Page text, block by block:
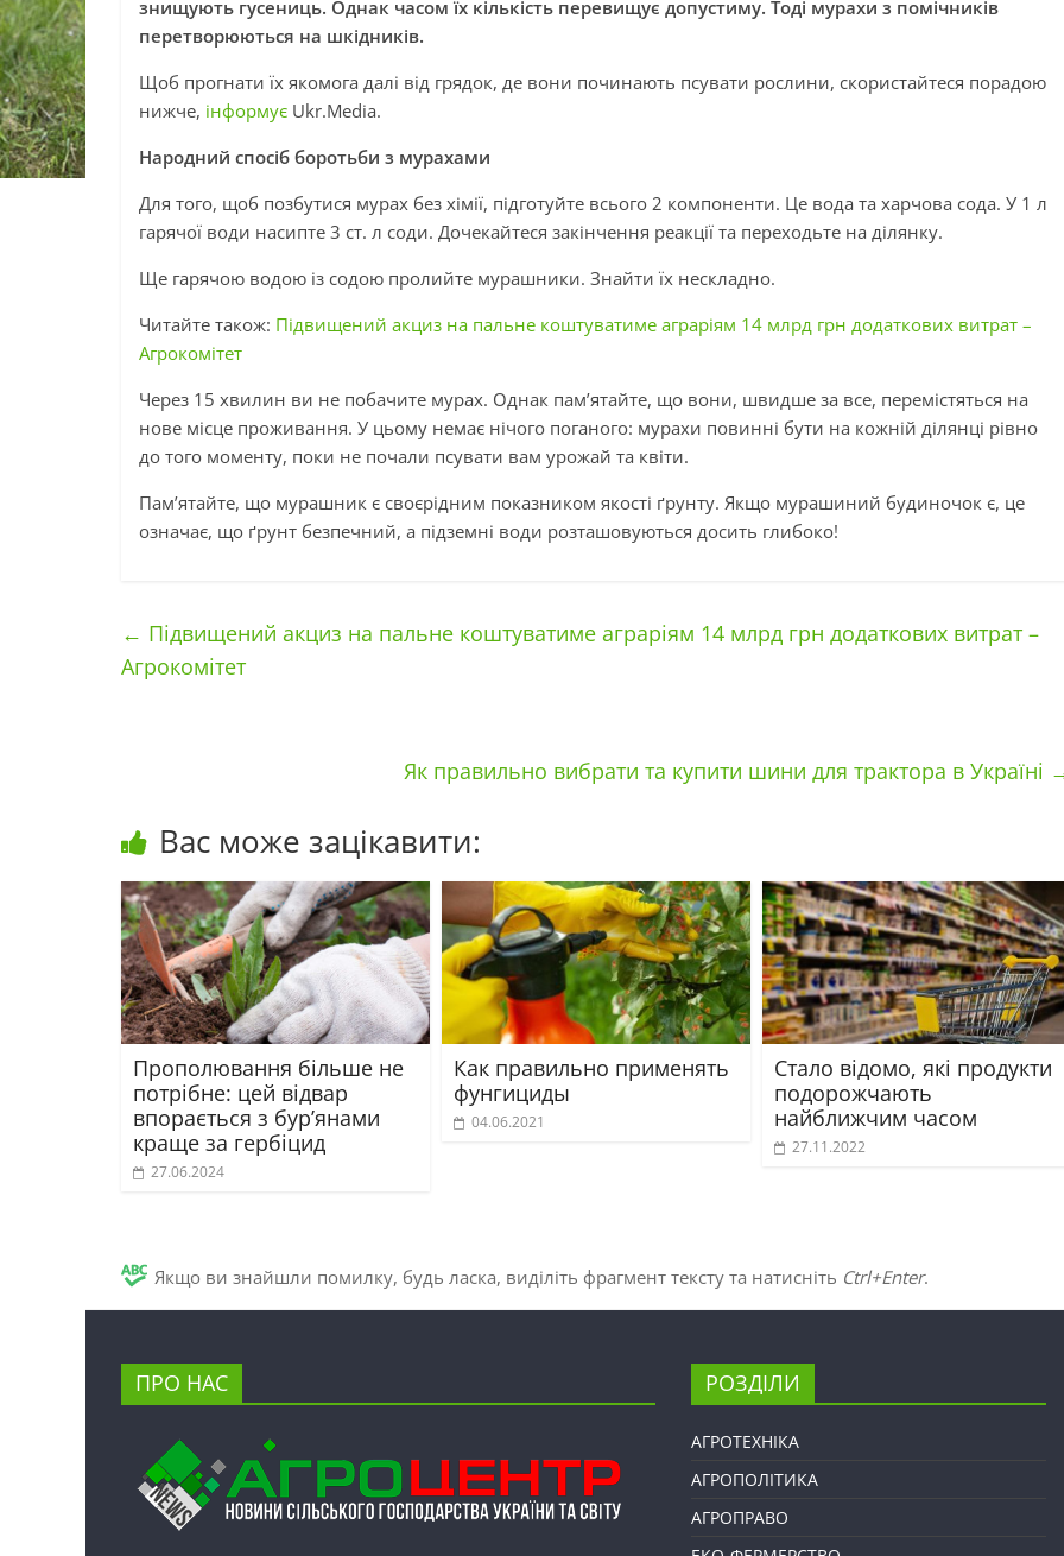
знищують гусениць. Однак часом їх кількість перевищує допустиму. Тоді мурахи з помічників
перетворюються на шкідників.
Щоб прогнати їх якомога далі від грядок, де вони починають псувати рослини, скористайтеся порадою
нижче, інформує Ukr.Media.
Народний спосіб боротьби з мурахами
Для того, щоб позбутися мурах без хімії, підготуйте всього 2 компоненти. Це вода та харчова сода. У 1 л
гарячої води насипте 3 ст. л соди. Дочекайтеся закінчення реакції та переходьте на ділянку.
Ще гарячою водою із содою пролийте мурашники. Знайти їх нескладно.
Читайте також: Підвищений акциз на пальне коштуватиме аграріям 14 млрд грн додаткових витрат –
Агрокомітет
Через 15 хвилин ви не побачите мурах. Однак пам’ятайте, що вони, швидше за все, перемістяться на
нове місце проживання. У цьому немає нічого поганого: мурахи повинні бути на кожній ділянці рівно
до того моменту, поки не почали псувати вам урожай та квіти.
Пам’ятайте, що мурашник є своєрідним показником якості ґрунту. Якщо мурашиний будиночок є, це
означає, що ґрунт безпечний, а підземні води розташовуються досить глибоко!
← Підвищений акциз на пальне коштуватиме аграріям 14 млрд грн додаткових витрат –
Агрокомітет
Як правильно вибрати та купити шини для трактора в Україні
Вас може зацікавити:
Прополювання більше не
потрібне: цей відвар
впорається з бур’янами
краще за гербіцид
27.06.2024
Как правильно применять
фунгициды
04.06.2021
Стало відомо, які продукти
подорожчають
найближчим часом
27.11.2022
Якщо ви знайшли помилку, будь ласка, виділіть фрагмент тексту та натисніть Ctrl+Enter.
ПРО НАС РОЗДІЛИ
АГРОТЕХНІКА
АГРОПОЛІТИКА
АГРОПРАВО